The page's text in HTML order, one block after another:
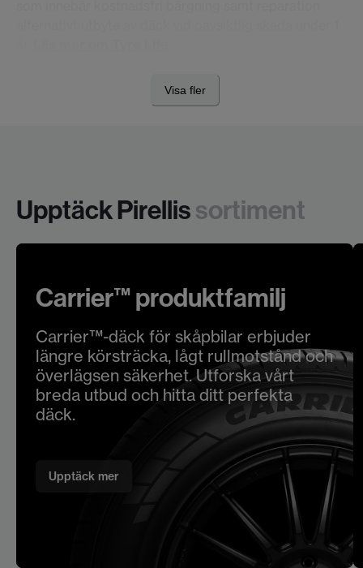
Visa fler
Upptäck Pirellissortiment
Carrier™ produktfamilj
Carrier™-däck för skåpbilar erbjuder
längre körsträcka, lågt rullmotstånd och
överlägsen säkerhet. Utforska vårt
breda utbud och hitta ditt perfekta
däck.
Upptäck mer